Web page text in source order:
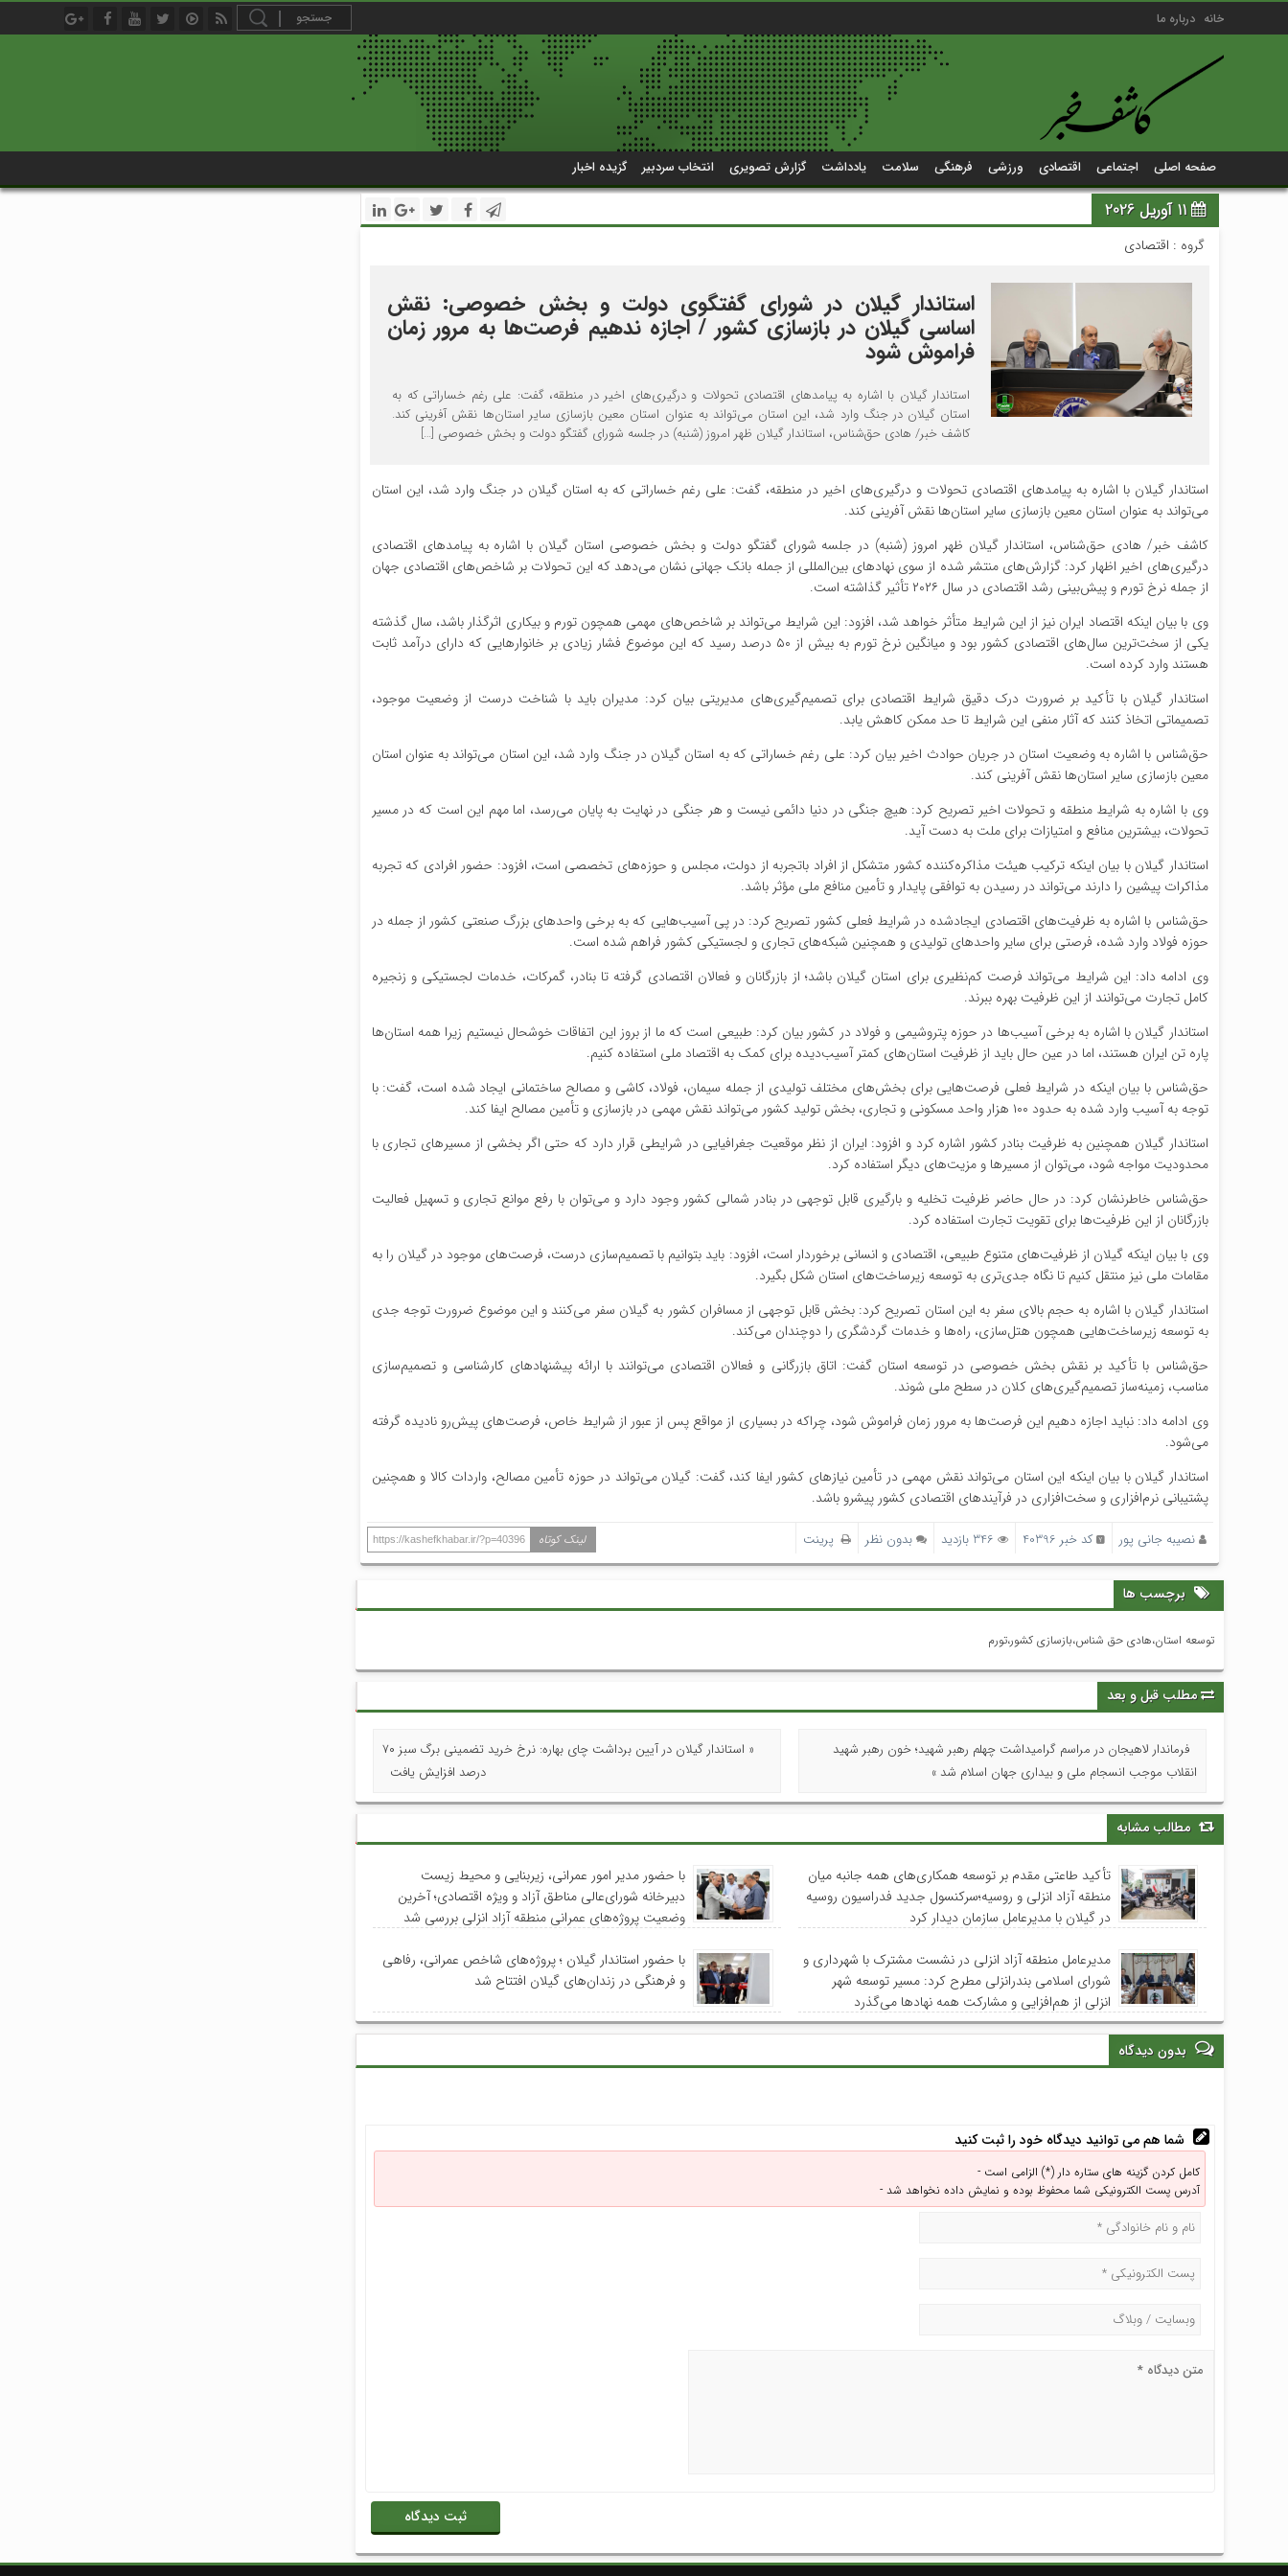
خانه درباره ما
صفحه اصلی اجتماعی اقتصادی ورزشی فرهنگی سلامت یادداشت گزارش تصویری انتخاب سردبیر گزیده اخبار
11 آوریل 2026
گروه : اقتصادی
استاندار گیلان در شورای گفتگوی دولت و بخش خصوصی: نقش
اساسی گیلان در بازسازی کشور / اجازه ندهیم فرصت‌ها به مرور زمان
فراموش شود
استاندار گیلان با اشاره به پیامدهای اقتصادی تحولات و درگیری‌های اخیر در منطقه، گفت: علی رغم خساراتی که به
استان گیلان در جنگ وارد شد، این استان می‌تواند به عنوان استان معین بازسازی سایر استان‌ها نقش آفرینی کند.
کاشف خبر/ هادی حق‌شناس، استاندار گیلان ظهر امروز (شنبه) در جلسه شورای گفتگو دولت و بخش خصوصی […]
استاندار گیلان با اشاره به پیامدهای اقتصادی تحولات و درگیری‌های اخیر در منطقه، گفت: علی رغم خساراتی که به استان گیلان در جنگ وارد شد، این استان
می‌تواند به عنوان استان معین بازسازی سایر استان‌ها نقش آفرینی کند.
کاشف خبر/ هادی حق‌شناس، استاندار گیلان ظهر امروز (شنبه) در جلسه شورای گفتگو دولت و بخش خصوصی استان گیلان با اشاره به پیامدهای اقتصادی
درگیری‌های اخیر اظهار کرد: گزارش‌های منتشر شده از سوی نهادهای بین‌المللی از جمله بانک جهانی نشان می‌دهد که این تحولات بر شاخص‌های اقتصادی جهان
از جمله نرخ تورم و پیش‌بینی رشد اقتصادی در سال ۲۰۲۶ تأثیر گذاشته است.
وی با بیان اینکه اقتصاد ایران نیز از این شرایط متأثر خواهد شد، افزود: این شرایط می‌تواند بر شاخص‌های مهمی همچون تورم و بیکاری اثرگذار باشد، سال گذشته
یکی از سخت‌ترین سال‌های اقتصادی کشور بود و میانگین نرخ تورم به بیش از ۵۰ درصد رسید که این موضوع فشار زیادی بر خانوارهایی که دارای درآمد ثابت
هستند وارد کرده است.
استاندار گیلان با تأکید بر ضرورت درک دقیق شرایط اقتصادی برای تصمیم‌گیری‌های مدیریتی بیان کرد: مدیران باید با شناخت درست از وضعیت موجود،
تصمیماتی اتخاذ کنند که آثار منفی این شرایط تا حد ممکن کاهش یابد.
حق‌شناس با اشاره به وضعیت استان در جریان حوادث اخیر بیان کرد: علی رغم خساراتی که به استان گیلان در جنگ وارد شد، این استان می‌تواند به عنوان استان
معین بازسازی سایر استان‌ها نقش آفرینی کند.
وی با اشاره به شرایط منطقه و تحولات اخیر تصریح کرد: هیچ جنگی در دنیا دائمی نیست و هر جنگی در نهایت به پایان می‌رسد، اما مهم این است که در مسیر
تحولات، بیشترین منافع و امتیازات برای ملت به دست آید.
استاندار گیلان با بیان اینکه ترکیب هیئت مذاکره‌کننده کشور متشکل از افراد باتجربه از دولت، مجلس و حوزه‌های تخصصی است، افزود: حضور افرادی که تجربه
مذاکرات پیشین را دارند می‌تواند در رسیدن به توافقی پایدار و تأمین منافع ملی مؤثر باشد.
حق‌شناس با اشاره به ظرفیت‌های اقتصادی ایجادشده در شرایط فعلی کشور تصریح کرد: در پی آسیب‌هایی که به برخی واحدهای بزرگ صنعتی کشور از جمله در
حوزه فولاد وارد شده، فرصتی برای سایر واحدهای تولیدی و همچنین شبکه‌های تجاری و لجستیکی کشور فراهم شده است.
وی ادامه داد: این شرایط می‌تواند فرصت کم‌نظیری برای استان گیلان باشد؛ از بازرگانان و فعالان اقتصادی گرفته تا بنادر، گمرکات، خدمات لجستیکی و زنجیره
کامل تجارت می‌توانند از این ظرفیت بهره ببرند.
استاندار گیلان با اشاره به برخی آسیب‌ها در حوزه پتروشیمی و فولاد در کشور بیان کرد: طبیعی است که ما از بروز این اتفاقات خوشحال نیستیم زیرا همه استان‌ها
پاره تن ایران هستند، اما در عین حال باید از ظرفیت استان‌های کمتر آسیب‌دیده برای کمک به اقتصاد ملی استفاده کنیم.
حق‌شناس با بیان اینکه در شرایط فعلی فرصت‌هایی برای بخش‌های مختلف تولیدی از جمله سیمان، فولاد، کاشی و مصالح ساختمانی ایجاد شده است، گفت: با
توجه به آسیب وارد شده به حدود ۱۰۰ هزار واحد مسکونی و تجاری، بخش تولید کشور می‌تواند نقش مهمی در بازسازی و تأمین مصالح ایفا کند.
استاندار گیلان همچنین به ظرفیت بنادر کشور اشاره کرد و افزود: ایران از نظر موقعیت جغرافیایی در شرایطی قرار دارد که حتی اگر بخشی از مسیرهای تجاری با
محدودیت مواجه شود، می‌توان از مسیرها و مزیت‌های دیگر استفاده کرد.
حق‌شناس خاطرنشان کرد: در حال حاضر ظرفیت تخلیه و بارگیری قابل توجهی در بنادر شمالی کشور وجود دارد و می‌توان با رفع موانع تجاری و تسهیل فعالیت
بازرگانان از این ظرفیت‌ها برای تقویت تجارت استفاده کرد.
وی با بیان اینکه گیلان از ظرفیت‌های متنوع طبیعی، اقتصادی و انسانی برخوردار است، افزود: باید بتوانیم با تصمیم‌سازی درست، فرصت‌های موجود در گیلان را به
مقامات ملی نیز منتقل کنیم تا نگاه جدی‌تری به توسعه زیرساخت‌های استان شکل بگیرد.
استاندار گیلان با اشاره به حجم بالای سفر به این استان تصریح کرد: بخش قابل توجهی از مسافران کشور به گیلان سفر می‌کنند و این موضوع ضرورت توجه جدی
به توسعه زیرساخت‌هایی همچون هتل‌سازی، راه‌ها و خدمات گردشگری را دوچندان می‌کند.
حق‌شناس با تأکید بر نقش بخش خصوصی در توسعه استان گفت: اتاق بازرگانی و فعالان اقتصادی می‌توانند با ارائه پیشنهادهای کارشناسی و تصمیم‌سازی
مناسب، زمینه‌ساز تصمیم‌گیری‌های کلان در سطح ملی شوند.
وی ادامه داد: نباید اجازه دهیم این فرصت‌ها به مرور زمان فراموش شود، چراکه در بسیاری از مواقع پس از عبور از شرایط خاص، فرصت‌های پیش‌رو نادیده گرفته
می‌شود.
استاندار گیلان با بیان اینکه این استان می‌تواند نقش مهمی در تأمین نیازهای کشور ایفا کند، گفت: گیلان می‌تواند در حوزه تأمین مصالح، واردات کالا و همچنین
پشتیبانی نرم‌افزاری و سخت‌افزاری در فرآیندهای اقتصادی کشور پیشرو باشد.
نصیبه جانی پور کد خبر 40396 بدون نظر پرینت لینک کوتاه https://kashefkhabar.ir/?p=40396
برچسب ها
توسعه استان،هادی حق شناس،بازسازی کشور،تورم
مطلب قبل و بعد
فرماندار لاهیجان در مراسم گرامیداشت چهلم رهبر شهید؛ خون رهبر شهید
انقلاب موجب انسجام ملی و بیداری جهان اسلام شد »
« استاندار گیلان در آیین برداشت چای بهاره: نرخ خرید تضمینی برگ سبز ۷۰
درصد افزایش یافت
مطالب مشابه
تأکید طاعتی مقدم بر توسعه همکاری‌های همه جانبه میان
منطقه آزاد انزلی و روسیه؛سرکنسول جدید فدراسیون روسیه
در گیلان با مدیرعامل سازمان دیدار کرد
با حضور مدیر امور عمرانی، زیربنایی و محیط زیست
دبیرخانه شورای‌عالی مناطق آزاد و ویژه اقتصادی؛ آخرین
وضعیت پروژه‌های عمرانی منطقه آزاد انزلی بررسی شد
مدیرعامل منطقه آزاد انزلی در نشست مشترک با شهرداری و
شورای اسلامی بندرانزلی مطرح کرد: مسیر توسعه شهر
انزلی از هم‌افزایی و مشارکت همه نهادها می‌گذرد
با حضور استاندار گیلان ؛ پروژه‌های شاخص عمرانی، رفاهی
و فرهنگی در زندان‌های گیلان افتتاح شد
بدون دیدگاه
شما هم می توانید دیدگاه خود را ثبت کنید
کامل کردن گزینه های ستاره دار (*) الزامی است -
آدرس پست الکترونیکی شما محفوظ بوده و نمایش داده نخواهد شد -